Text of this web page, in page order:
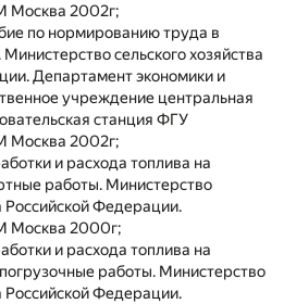
2002г;
по нормированию труда в
сельского хозяйства
Департамент экономики и
учреждение центральная
станция ФГУ
2002г;
и расхода топлива на
работы. Министерство
Российской Федерации.
2000г;
и расхода топлива на
работы. Министерство
Российской Федерации.